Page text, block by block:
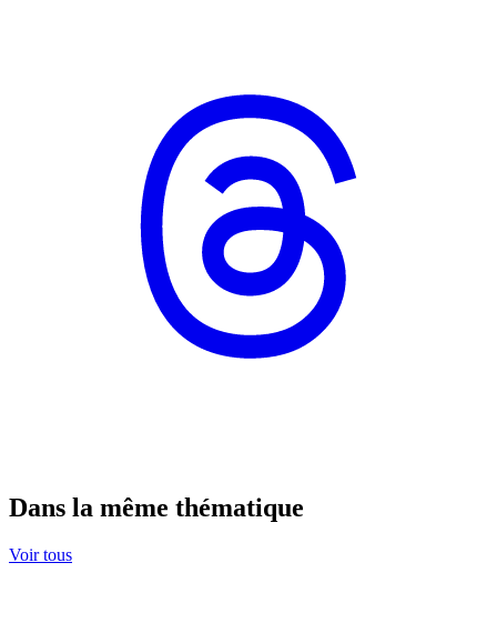
Dans la même thématique
Voir tous